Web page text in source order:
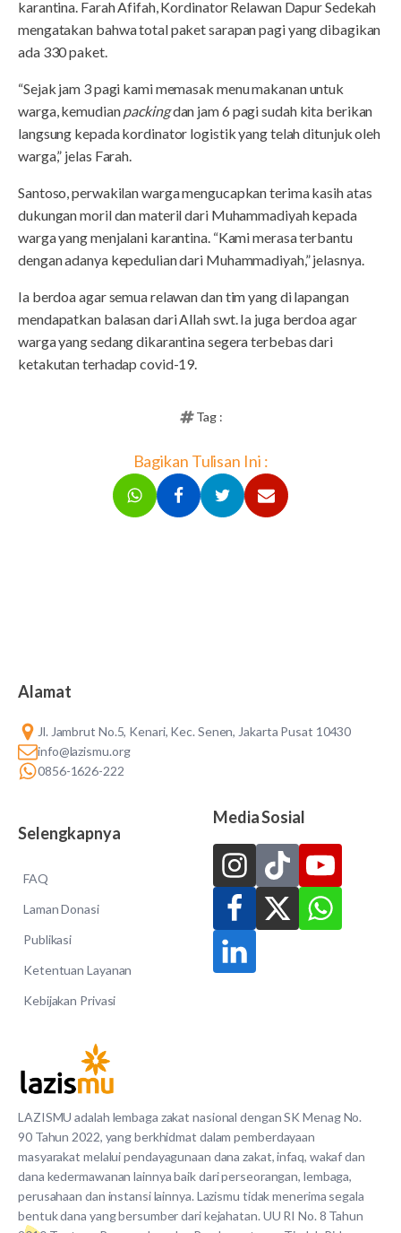
karantina. Farah Afifah, Kordinator Relawan Dapur Sedekah
mengatakan bahwa total paket sarapan pagi yang dibagikan
ada 330 paket.
“Sejak jam 3 pagi kami memasak menu makanan untuk
warga, kemudianpackingdan jam 6 pagi sudah kita berikan
langsung kepada kordinator logistik yang telah ditunjuk oleh
warga,” jelas Farah.
Santoso, perwakilan warga mengucapkan terima kasih atas
dukungan moril dan materil dari Muhammadiyah kepada
warga yang menjalani karantina. “Kami merasa terbantu
dengan adanya kepedulian dari Muhammadiyah,” jelasnya.
Ia berdoa agar semua relawan dan tim yang di lapangan
mendapatkan balasan dari Allah swt. Ia juga berdoa agar
warga yang sedang dikarantina segera terbebas dari
ketakutan terhadap covid-19.
Tag :
Bagikan Tulisan Ini :
LAZISMU adalah lembaga zakat nasional dengan SK Menag No.
90 Tahun 2022, yang berkhidmat dalam pemberdayaan
masyarakat melalui pendayagunaan dana zakat, infaq, wakaf dan
dana kedermawanan lainnya baik dari perseorangan, lembaga,
perusahaan dan instansi lainnya. Lazismu tidak menerima segala
bentuk dana yang bersumber dari kejahatan. UU RI No. 8 Tahun
Alamat
Jl. Jambrut No.5, Kenari, Kec. Senen, Jakarta Pusat 10430
info@lazismu.org
0856-1626-222
Selengkapnya
FAQ
Laman Donasi
Publikasi
Ketentuan Layanan
Kebijakan Privasi
Media Sosial